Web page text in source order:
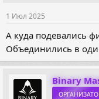
1 Июл 2025
А куда подевались
Объединились в
Binary